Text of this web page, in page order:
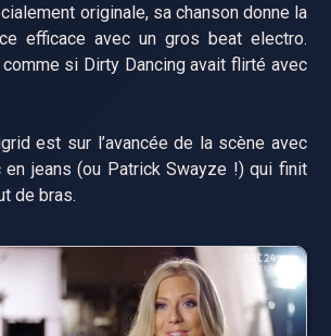
originale, sa chanson donne la
efficace avec un gros beat electro.
comme si Dirty Dancing avait flirté avec
est sur l’avancée de la scène avec
en jeans (ou Patrick Swayze !) qui finit
de bras.